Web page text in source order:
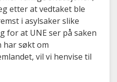
etter at vedtaket ble
i asylsaker slike
for at UNE ser på saken
har søkt om
vil vi henvise til